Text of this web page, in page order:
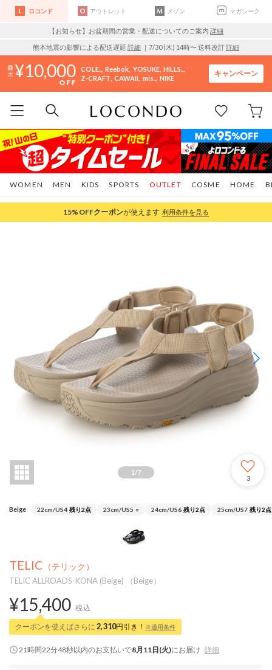
ロコンド アウトレット メゾン マガシーク
【お知らせ】お盆期間の営業・配送についてのご案内 詳細
熊本地震の影響による配送遅延 詳細 ｜7/30 (木) 14時〜 送料改訂詳細
10,000 COLE.. Reebok YOSUKE HILLS..
Z-CRAFT CAWAII mis.. NIKE
キャンペーン
WOMEN MEN KIDS SPORTS COSME HOME
OUTLET
15%OFFクーポンが使えます 利用条件を見る
1 /7
3
Beige 22cm/US4 残り2点 23cm/US5 ○ 24cm/US6 残り2点 25cm/US7 残り2点
TELIC （テリック）
TELIC ALLROADS-KONA (Beige) （Beige）
¥15,400 税込
クーポンを使えばさらに 2,310円引き！ ※適用条件
21時間22分47秒以内のお支払いで8月11日(火)にお届け 詳細